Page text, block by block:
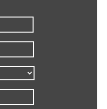
Nom